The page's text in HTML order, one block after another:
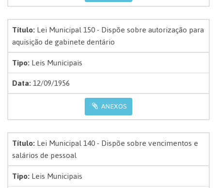
Título:Lei Municipal 150 - Dispõe sobre autorização para
aquisição de gabinete dentário
Tipo:Leis Municipais
Data:12/09/1956
ANEXOS
Título:Lei Municipal 140 - Dispõe sobre vencimentos e
salários de pessoal
Tipo:Leis Municipais